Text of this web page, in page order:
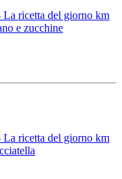
ricetta del giorno km
e zucchine
ricetta del giorno km